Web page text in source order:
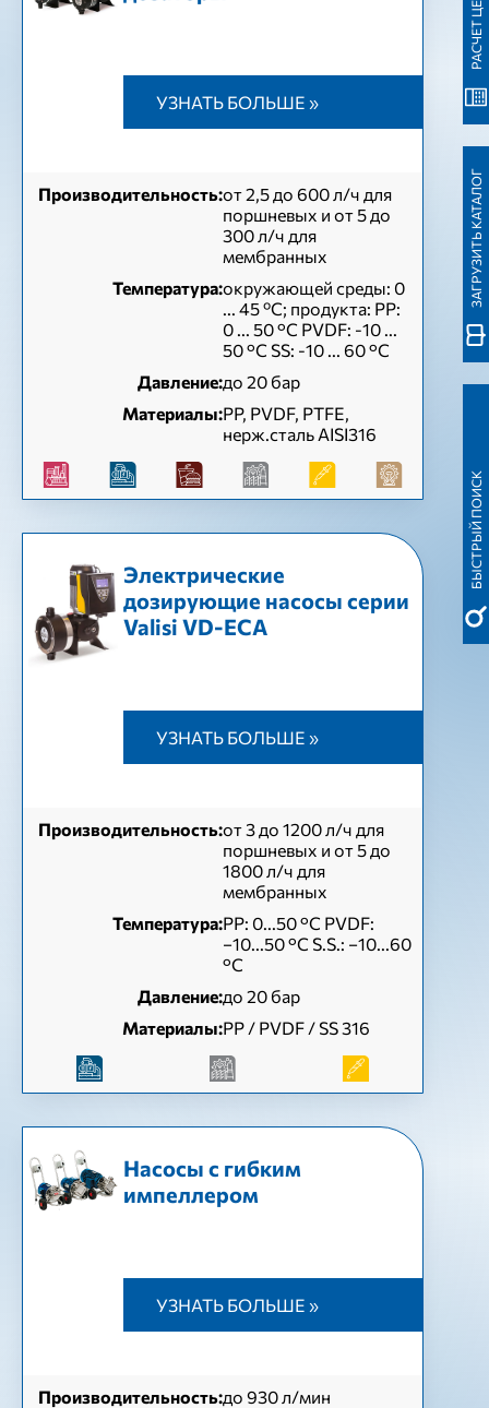
УЗНАТЬ БОЛЬШЕ »
Производительность:от 2,5 до 600 л/ч для
поршневых и от 5 до
300 л/ч для
мембранных
Температура:окружающей среды: 0
... 45 ºC; продукта: PP:
0 ... 50 °C PVDF: -10 ...
50 °C SS: -10 ... 60 °C
Давление:до 20 бар
Материалы:PP, PVDF, PTFE,
нерж.сталь AISI316
Электрические
дозирующие насосы серии
Valisi VD-ЕСА
УЗНАТЬ БОЛЬШЕ »
Производительность:от 3 до 1200 л/ч для
поршневых и от 5 до
1800 л/ч для
мембранных
Температура:PP: 0...50 °C PVDF:
−10...50 °C S.S.: −10...60
°C
Давление:до 20 бар
Материалы:PP / PVDF / SS 316
Насосы с гибким
импеллером
УЗНАТЬ БОЛЬШЕ »
Производительность:до 930 л/мин
БЫСТРЫЙ ПОИСК
ЗАГРУЗИТЬ КАТАЛОГ
РАСЧЕТ ЦЕНЫ